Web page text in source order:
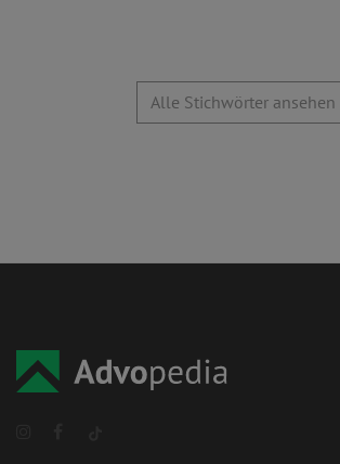
Alle Stichwörter ansehen